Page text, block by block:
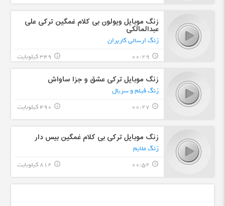
زنگ موبایل ویولون بی کلام غمگین ترکی علی
عبدالمالکی
زنگ ارسالی کاربران
query_builder
00:29 349 کیلوبایت info_outline
زنگ موبایل ترکی عشق و جزا ساواش
زنگ فیلم و سریال
query_builder
00:27 490 کیلوبایت info_outline
زنگ موبایل ترکی بی کلام غمگین بیس دار
زنگ ملایم
query_builder
00:52 812 کیلوبایت info_outline